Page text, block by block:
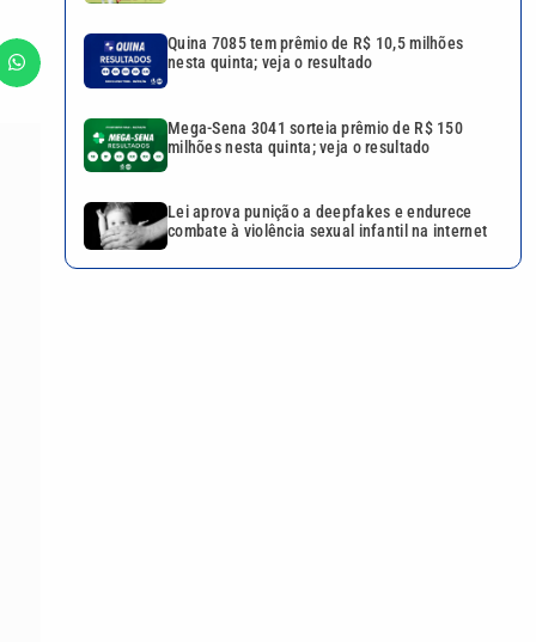
Quina 7085 tem prêmio de R$ 10,5 milhões
nesta quinta; veja o resultado
Mega-Sena 3041 sorteia prêmio de R$ 150
milhões nesta quinta; veja o resultado
Lei aprova punição a deepfakes e endurece
combate à violência sexual infantil na internet